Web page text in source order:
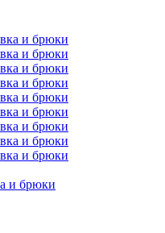
и брюки